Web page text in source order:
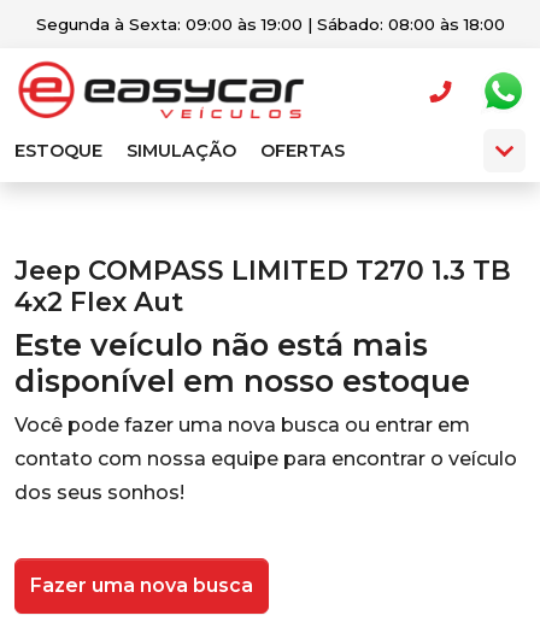
Segunda à Sexta: 09:00 às 19:00 | Sábado: 08:00 às 18:00
ESTOQUE SIMULAÇÃO OFERTAS
Jeep COMPASS LIMITED T270 1.3 TB
4x2 Flex Aut
Este veículo não está mais
disponível em nosso estoque
Você pode fazer uma nova busca ou entrar em
contato com nossa equipe para encontrar o veículo
dos seus sonhos!
Fazer uma nova busca